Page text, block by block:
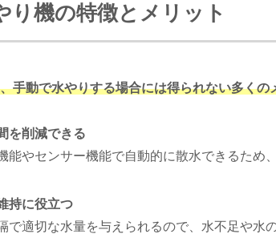
り機の特徴とメリット
手動で水やりする場合には得られない多くの
を削減できる
やセンサー機能で自動的に散水できるため
持に役立つ
適切な水量を与えられるので、水不足や水